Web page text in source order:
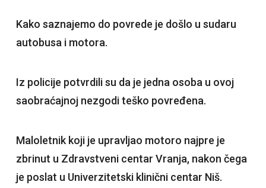
Kako saznajemo do povrede je došlo u sudaru
autobusa i motora.
Iz policije potvrdili su da je jedna osoba u ovoj
saobraćajnoj nezgodi teško povređena.
Maloletnik koji je upravljao motoro najpre je
zbrinut u Zdravstveni centar Vranja, nakon čega
je poslat u Univerzitetski klinični centar Niš.